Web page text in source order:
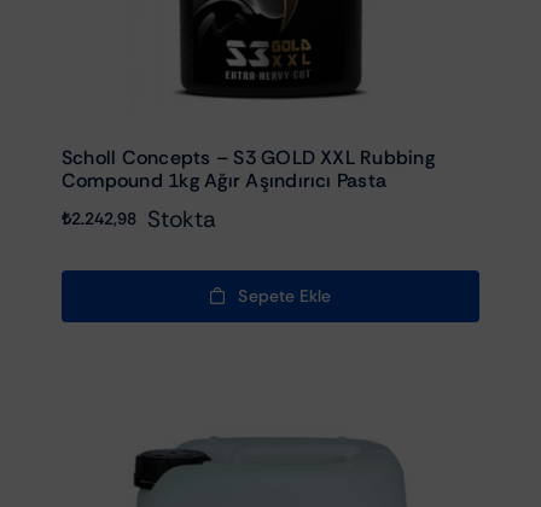
Scholl Concepts – S3 GOLD XXL Rubbing
Compound 1kg Ağır Aşındırıcı Pasta
₺2.242,98 Stokta
Sepete Ekle